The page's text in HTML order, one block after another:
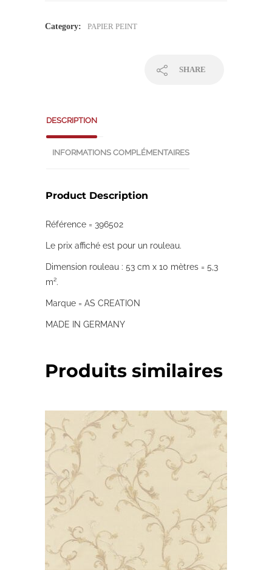
Category: PAPIER PEINT
SHARE
DESCRIPTION
INFORMATIONS COMPLÉMENTAIRES
Product Description
Référence = 396502
Le prix affiché est pour un rouleau.
Dimension rouleau : 53 cm x 10 mètres = 5,3
m².
Marque = AS CREATION
MADE IN GERMANY
Produits similaires